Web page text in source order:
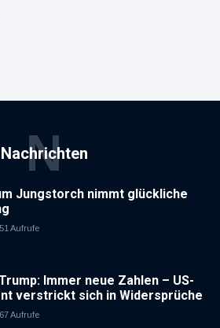
Nachrichten
N
Jungstorch nimmt glückliche
51 Aufrufe
Immer neue Zahlen – US-
verstrickt sich in Widersprüche
67 Aufrufe